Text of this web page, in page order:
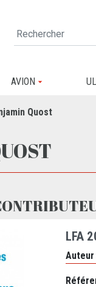
AVION
Quost
LFA
Auteur